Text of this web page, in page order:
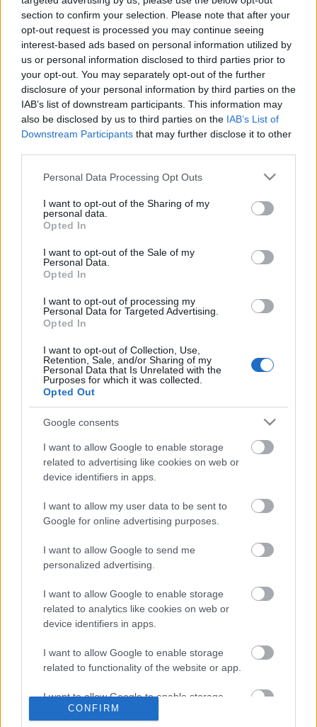
section to confirm your selection. Please note that after your
opt-out request is processed you may continue seeing
interest-based ads based on personal information utilized by
us or personal information disclosed to third parties prior to
your opt-out. You may separately opt-out of the further
disclosure of your personal information by third parties on the
IAB’s list of downstream participants. This information may
also be disclosed by us to third parties on the IAB’s List of
Downstream Participants that may further disclose it to other
Please note that this website/app uses one or more Google
not limited to your visit or usage behaviour. You may click to
grant or deny consent to Google and its third-party tags to
use your data for below specified purposes in below Google
consent section.
Personal Data Processing Opt Outs
I want to opt-out of the Sharing of my
personal data.
Opted In
I want to opt-out of the Sale of my
Personal Data.
Opted In
I want to opt-out of processing my
Personal Data for Targeted Advertising.
Opted In
I want to opt-out of Collection, Use,
Retention, Sale, and/or Sharing of my
Personal Data that Is Unrelated with the
Purposes for which it was collected.
Opted Out
Google consents
I want to allow Google to enable storage
related to advertising like cookies on web or
device identifiers in apps.
I want to allow my user data to be sent to
Google for online advertising purposes.
I want to allow Google to send me
personalized advertising.
I want to allow Google to enable storage
related to analytics like cookies on web or
device identifiers in apps.
I want to allow Google to enable storage
related to functionality of the website or app.
I want to allow Google to enable storage
related to personalization.
CONFIRM
Temesváron, majd 1958-tól egészen nyugdíjazásáig,
1990-ig Nagyváradon rendezett az állami színház
Fontosabb munkái: Móricz Zsigmond Rokonok
(1960), Szophoklész Antigoné (1962), F. R.
(1975); Miller Salemi boszorkányok (1965), Slawomir
Mrozek Emigránsok (1985) és Shakespeare
Ajánlott bejegyzések: